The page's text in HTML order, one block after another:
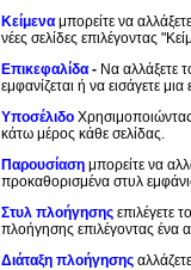
Κείμενα μπορείτε να
νέες σελίδες επιλέγοντας
Επικεφαλίδα -Να αλλάξετε
εμφανίζεται ή να εισάγετε
Υποσέλιδο
κάτω μέρος κάθε σελίδας.
Παρουσίασημπορείτε να
προκαθορισμένα στυλ
Στυλ πλοήγησηςεπιλέγετε
πλοήγησης επιλέγοντας
Διάταξη πλοήγησης